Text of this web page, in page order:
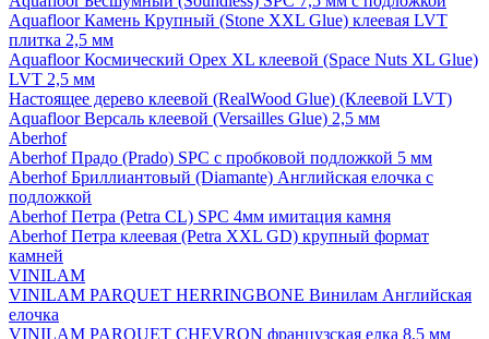
Aquafloor Камень Крупный (Stone XXL Glue) клеевая LVT
плитка 2,5 мм
Aquafloor Космический Орех XL клеевой (Space Nuts XL Glue)
LVT 2,5 мм
Настоящее дерево клеевой (RealWood Glue) (Клеевой LVT)
Aquafloor Версаль клеевой (Versailles Glue) 2,5 мм
Aberhof
Aberhof Прадо (Prado) SPC с пробковой подложкой 5 мм
Aberhof Бриллиантовый (Diamante) Английская елочка с
подложкой
Aberhof Петра (Petra CL) SPC 4мм имитация камня
Aberhof Петра клеевая (Petra XXL GD) крупный формат
камней
VINILAM
VINILAM PARQUET HERRINGBONE Винилам Английская
елочка
VINILAM PARQUET CHEVRON французская елка 8,5 мм